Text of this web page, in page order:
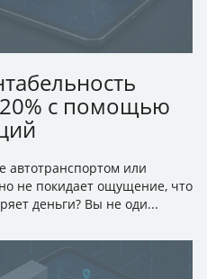
с помощью
автотранспортом или
не покидает ощущение, что
деньги? Вы не оди...